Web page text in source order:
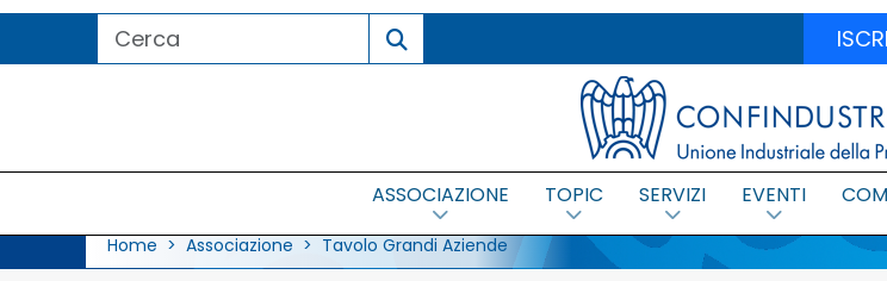
ASSOCIAZIONE TOPIC SERVIZI EVENTI
Home > Associazione > Tavolo Grandi Aziende